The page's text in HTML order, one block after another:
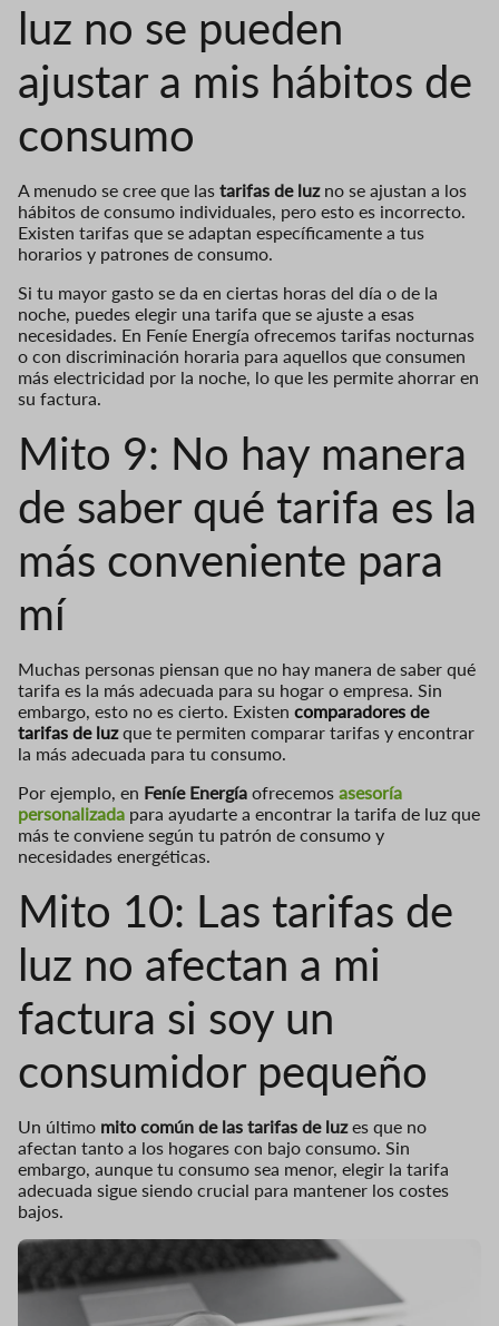
luz no se pueden
ajustar a mis hábitos de
consumo
A menudo se cree que las tarifas de luzno se ajustan a los
hábitos de consumo individuales, pero esto es incorrecto.
Existen tarifas que se adaptan específicamente a tus
horarios y patrones de consumo.
Si tu mayor gasto se da en ciertas horas del día o de la
noche, puedes elegir una tarifa que se ajuste a esas
necesidades. En Feníe Energía ofrecemos tarifas nocturnas
o con discriminación horaria para aquellos que consumen
más electricidad por la noche, lo que les permite ahorrar en
su factura.
Mito 9: No hay manera
de saber qué tarifa es la
más conveniente para
mí
Muchas personas piensan que no hay manera de saber qué
tarifa es la más adecuada para su hogar o empresa. Sin
embargo, esto no es cierto. Existen comparadores de
tarifas de luzque te permiten comparar tarifas y encontrar
la más adecuada para tu consumo.
Por ejemplo, en Feníe Energía ofrecemos asesoría
personalizada para ayudarte a encontrar la tarifa de luz que
más te conviene según tu patrón de consumo y
necesidades energéticas.
Mito 10: Las tarifas de
luz no afectan a mi
factura si soy un
consumidor pequeño
Un último mito común de las tarifas de luzes que no
afectan tanto a los hogares con bajo consumo. Sin
embargo, aunque tu consumo sea menor, elegir la tarifa
adecuada sigue siendo crucial para mantener los costes
bajos.